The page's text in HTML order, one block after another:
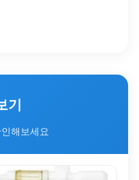
기
해보세요